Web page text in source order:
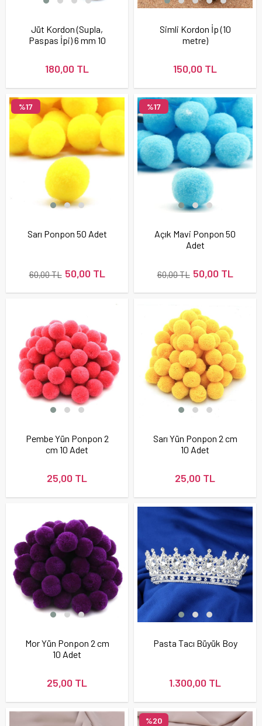
Jüt Kordon (Supla,
Paspas İpi) 6 mm 10
180,00 TL
Simli Kordon İp (10
metre)
150,00 TL
Sarı Ponpon 50 Adet
50,00 TL
60,00 TL
%17
Açık Mavi Ponpon 50
Adet
50,00 TL
60,00 TL
%17
Pembe Yün Ponpon 2
cm 10 Adet
25,00 TL
Sarı Yün Ponpon 2 cm
10 Adet
25,00 TL
Mor Yün Ponpon 2 cm
10 Adet
25,00 TL
Pasta Tacı Büyük Boy
1.300,00 TL
%20